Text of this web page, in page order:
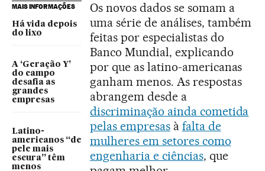
MAIS INFORMAÇÕES
Há vida depois
do lixo
A ‘Geração Y’
do campo
desafia as
grandes
empresas
Latino-
americanos “de
pele mais
escura” têm
menos
Os novos dados se somam a
uma série de análises, também
feitas por especialistas do
Banco Mundial, explicando
por que as latino-americanas
ganham menos. As respostas
abrangem desde a
discriminação ainda cometida
pelas empresasà falta de
mulheres em setores como
engenharia e ciências, que